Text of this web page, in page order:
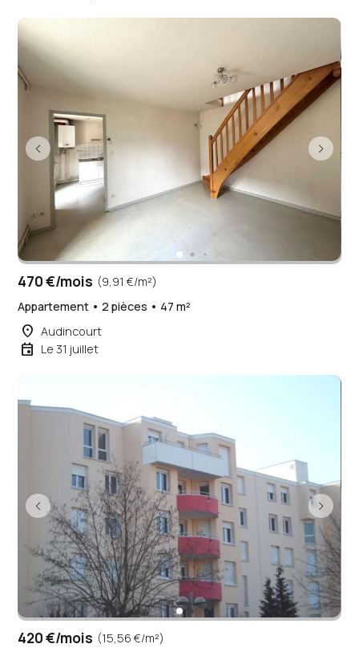
470 €/mois (9,91 €/m²)
Appartement • 2 pièces • 47 m²
place Audincourt
event Le 31 juillet
420 €/mois (15,56 €/m²)